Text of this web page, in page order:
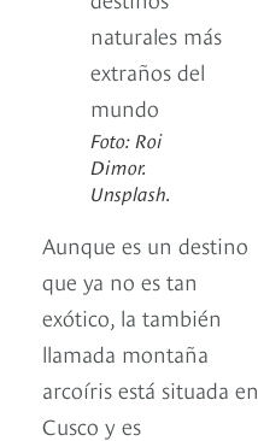
Foto: Roi
Dimor.
Unsplash.
Aunque es un destino
que ya no es tan
exótico, la también
llamada montaña
arcoíris está situada en
Cusco y es